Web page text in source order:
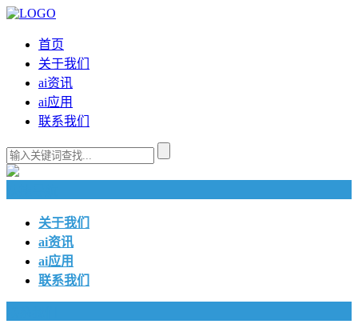
首页
关于我们
ai资讯
ai应用
联系我们
关于我们
ai资讯
ai应用
联系我们